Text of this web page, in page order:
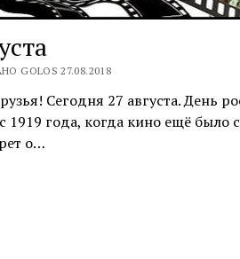
GOLOS 27.08.2018
Сегодня 27 августа. День
1919 года, когда кино ещё было
о…